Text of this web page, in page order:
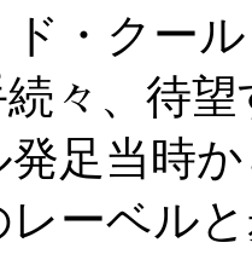
ド・クー
々、待望
足当時
ーベル